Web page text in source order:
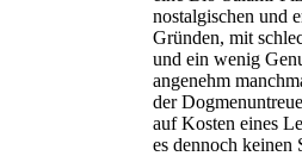
nostalgischen und
Gründen, mit
und ein wenig
angenehm
der
auf Kosten eines
es dennoch keinen